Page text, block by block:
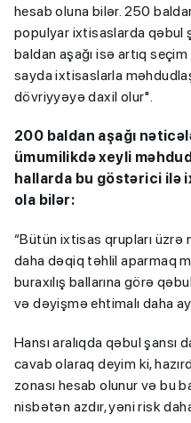
hesab oluna bilər. 250
populyar ixtisaslarda qəbul
baldan aşağı isə artıq
sayda ixtisaslarla
dövriyyəyə daxil olur".
200 baldan aşağı
ümumilikdə xeyli
hallarda bu göstərici ilə
ola bilər:
“Bütün ixtisas qrupları üzrə
daha dəqiq təhlil aparmaq
buraxılış ballarına görə
və dəyişmə ehtimalı daha
Hansı aralıqda qəbul şansı
cavab olaraq deyim ki,
zonası hesab olunur və bu
nisbətən azdır, yəni risk